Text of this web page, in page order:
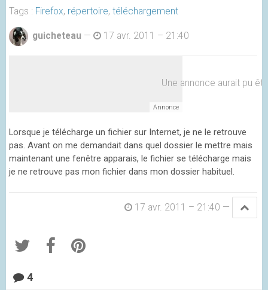
Tags : Firefox, répertoire, téléchargement
guicheteau — 17 avr. 2011 – 21:40
Une annonce aurait pu
Lorsque je télécharge un fichier sur Internet, je ne le retrouve
pas. Avant on me demandait dans quel dossier le mettre mais
maintenant une fenêtre apparais, le fichier se télécharge mais
je ne retrouve pas mon fichier dans mon dossier habituel.
17 avr. 2011 – 21:40 —
4